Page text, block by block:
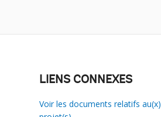
LIENS CONNEXES
Voir les documents relatifs au(x)